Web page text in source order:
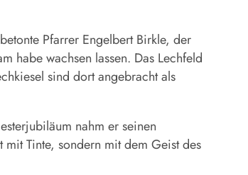
Pfarrer Engelbert Birkle, der
habe wachsen lassen. Das Lechfeld
sind dort angebracht als
nahm er seinen
Tinte, sondern mit dem Geist des